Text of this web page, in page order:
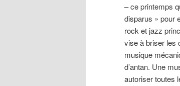
– ce printemps
disparus » pour
rock et jazz
vise à briser les
musique
d’antan. Une
autoriser toutes